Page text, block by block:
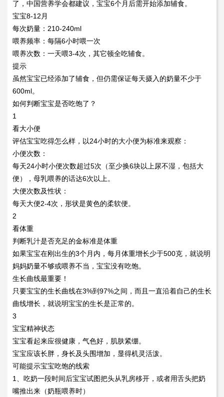
了，中国营养学会都建议，宝宝6个月后需开始添加辅食。
宝宝8-12月
每次奶量：210-240ml
喂养频率：每隔6小时喂一次
喂养次数：一天喂3-4次，其它顿全吃辅食。
提示
虽然宝宝已经添加了辅食，但仍需保证每天摄入的奶量不少于
600ml。
如何判断宝宝是否吃饱了？
1
看大小便
评估宝宝吃得怎么样，以24小时的大小便为标准来观察：
小便次数：
每天24小时小便次数超过5次（至少换6块以上尿不湿，包括大
便），母乳喂养的话达6次以上。
大便次数及性状：
每天大便2-4次，形状是黄色的柔软便。
2
看体重
判断乳汁是否充足的金标准是体重
如果宝宝在刚出生的3个月内，每月体重增长少于500克，就说明
妈妈奶量不够或喂养不当，宝宝没有吃饱。
生长曲线最重要！
只要宝宝的生长曲线在3%到97%之间，而且一直沿着自己的生长
曲线增长，就说明宝宝的生长是正常的。
3
宝宝精神状态
宝宝看起来应很健康，气色好，肌肤紧绷。
宝宝应该长胖，身长及头围增加，显得机灵活泼。
可能提示宝宝吃饱的线索
1、吃奶一段时间后宝宝试图把头从乳房移开，或者用舌头把奶
嘴推出来（奶瓶喂养时）